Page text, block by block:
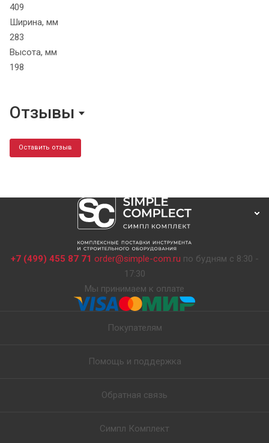
409
Ширина, мм
283
Высота, мм
198
Отзывы
Оставить отзыв
+7 (499) 455 87 71 order@simple-com.ru по будням с 8:30 -
17:30
Мы принимаем к оплате
Покупателям
Помощь и поддержка
Обратная связь
Симпл Комплект